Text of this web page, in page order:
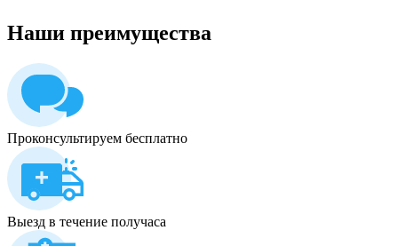
Наши преимущества
Проконсультируем бесплатно
Выезд в течение получаса